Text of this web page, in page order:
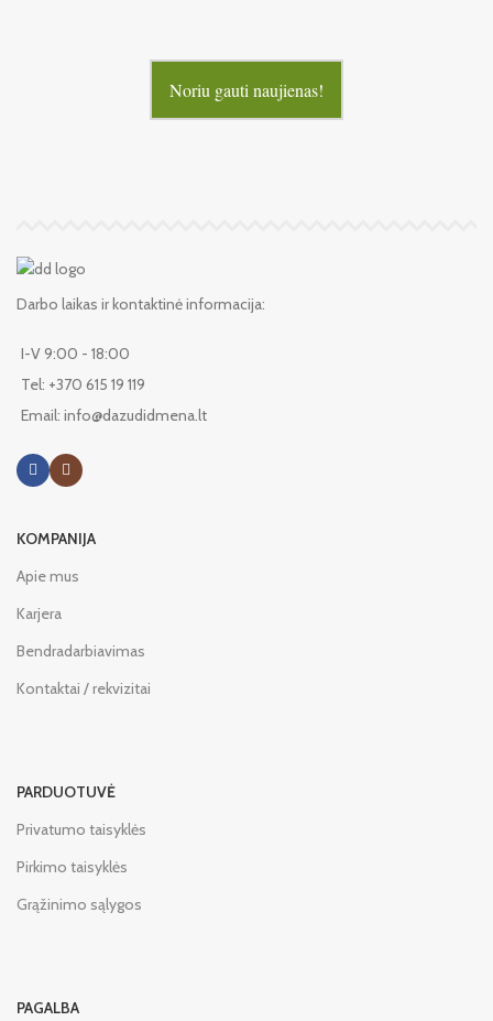
Noriu gauti naujienas!
Darbo laikas ir kontaktinė informacija:
I-V 9:00 - 18:00
Tel: +370 615 19 119
Email: info@dazudidmena.lt
KOMPANIJA
Apie mus
Karjera
Bendradarbiavimas
Kontaktai / rekvizitai
PARDUOTUVĖ
Privatumo taisyklės
Pirkimo taisyklės
Grąžinimo sąlygos
PAGALBA